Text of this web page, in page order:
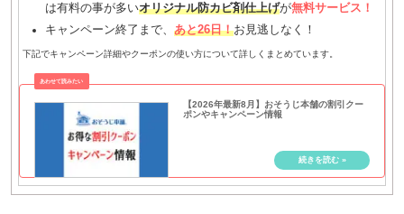
は有料の事が多いオリジナル防カビ剤仕上げが無料サービス！
キャンペーン終了まで、 あと26日！お見逃しなく！
下記でキャンペーン詳細やクーポンの使い方について詳しくまとめています。
【2026年最新8月】おそうじ本舗の割引クー
ポンやキャンペーン情報